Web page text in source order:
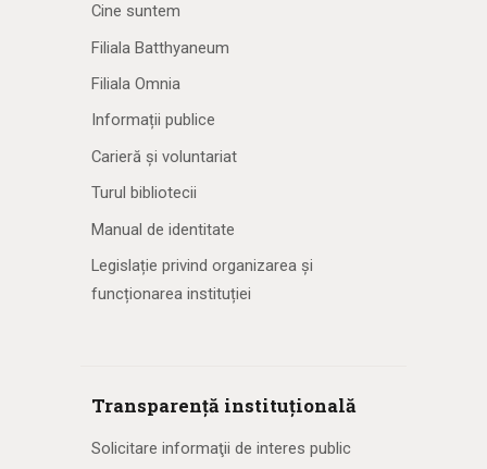
Cine suntem
Filiala Batthyaneum
Filiala Omnia
Informații publice
Carieră și voluntariat
Turul bibliotecii
Manual de identitate
Legislație privind organizarea și
funcționarea instituției
Transparență instituțională
Solicitare informaţii de interes public